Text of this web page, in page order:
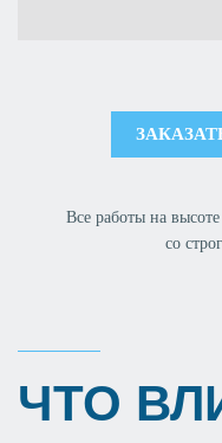
Все работы на
со
ЧТО